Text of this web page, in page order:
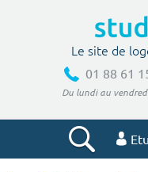
Le site de
01 88 61
Du lundi au